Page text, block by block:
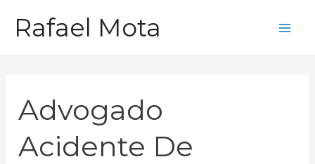
paraRafael Mota
Advogado
Acidente De